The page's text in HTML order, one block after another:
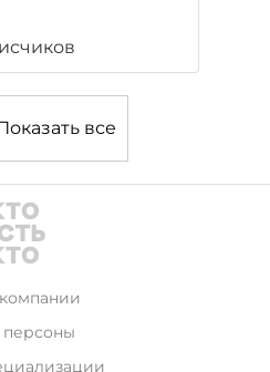
все
персоны